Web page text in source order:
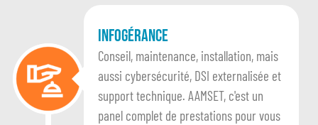
Infogérance
Conseil, maintenance, installation, mais
aussi cybersécurité, DSI externalisée et
support technique. AAMSET, c'est un
panel complet de prestations pour vous